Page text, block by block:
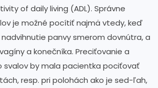
of daily living (ADL). Správne
je možné pocítiť najmä vtedy, keď
panvy smerom dovnútra, a
a konečníka. Preciťovanie a
svalov by mala pacientka pociťovať
resp. pri polohách ako je sed-ľah,